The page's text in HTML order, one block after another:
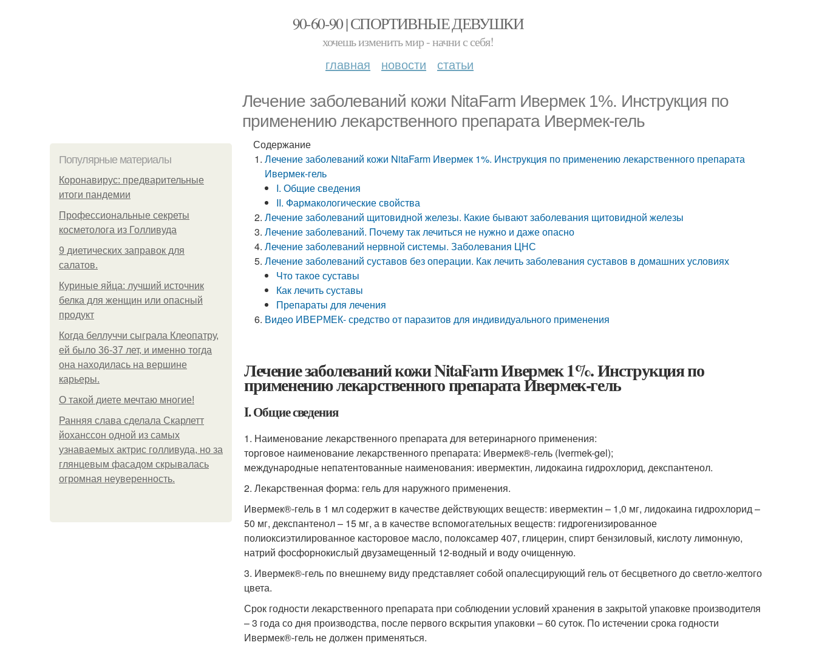
90-60-90 | СПОРТИВНЫЕ ДЕВУШКИ
хочешь изменить мир - начни с себя!
главная новости статьи
Лечение заболеваний кожи NitaFarm Ивермек 1%. Инструкция по
применению лекарственного препарата Ивермек-гель
Популярные материалы
Коронавирус: предварительные
итоги пандемии
Профессиональные секреты
косметолога из Голливуда
9 диетических заправок для
салатов.
Куриные яйца: лучший источник
белка для женщин или опасный
продукт
Когда беллуччи сыграла Клеопатру,
ей было 36-37 лет, и именно тогда
она находилась на вершине
карьеры.
О такой диете мечтаю многие!
Ранняя слава сделала Скарлетт
йоханссон одной из самых
узнаваемых актрис голливуда, но за
глянцевым фасадом скрывалась
огромная неуверенность.
Содержание
Лечение заболеваний кожи NitaFarm Ивермек 1%. Инструкция по применению лекарственного препарата
Ивермек-гель
I. Общие сведения
II. Фармакологические свойства
Лечение заболеваний щитовидной железы. Какие бывают заболевания щитовидной железы
Лечение заболеваний. Почему так лечиться не нужно и даже опасно
Лечение заболеваний нервной системы. Заболевания ЦНС
Лечение заболеваний суставов без операции. Как лечить заболевания суставов в домашних условиях
Что такое суставы
Как лечить суставы
Препараты для лечения
Видео ИВЕРМЕК- средство от паразитов для индивидуального применения
Лечение заболеваний кожи NitaFarm Ивермек 1%. Инструкция по
применению лекарственного препарата Ивермек-гель
I. Общие сведения
1. Наименование лекарственного препарата для ветеринарного применения:
торговое наименование лекарственного препарата: Ивермек®-гель (Ivermek-gel);
международные непатентованные наименования: ивермектин, лидокаина гидрохлорид, декспантенол.
2. Лекарственная форма: гель для наружного применения.
Ивермек®-гель в 1 мл содержит в качестве действующих веществ: ивермектин – 1,0 мг, лидокаина гидрохлорид –
50 мг, декспантенол – 15 мг, а в качестве вспомогательных веществ: гидрогенизированное
полиоксиэтилированное касторовое масло, полоксамер 407, глицерин, спирт бензиловый, кислоту лимонную,
натрий фосфорнокислый двузамещенный 12-водный и воду очищенную.
3. Ивермек®-гель по внешнему виду представляет собой опалесцирующий гель от бесцветного до светло-желтого
цвета.
Срок годности лекарственного препарата при соблюдении условий хранения в закрытой упаковке производителя
– 3 года со дня производства, после первого вскрытия упаковки – 60 суток. По истечении срока годности
Ивермек®-гель не должен применяться.